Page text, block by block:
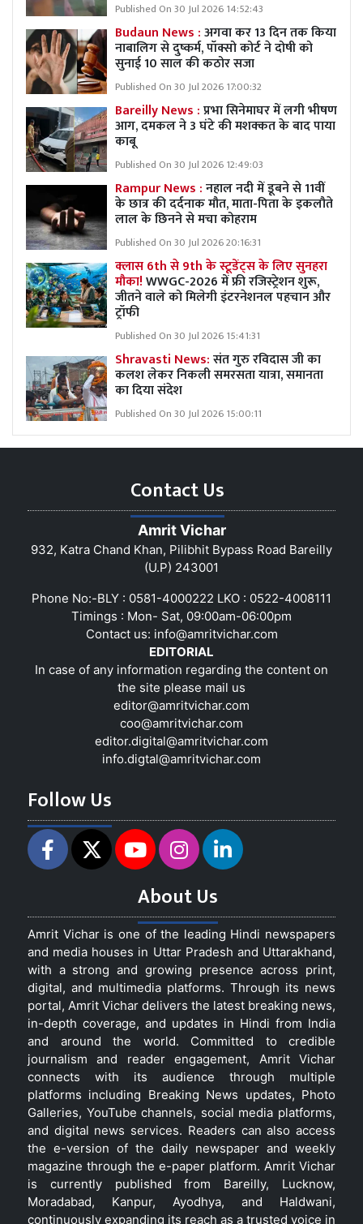
Published On 30 Jul 2026 14:52:43
Budaun News :अगवा कर 13 दिन तक किया
नाबालिग से दुष्कर्म, पॉक्सो कोर्ट ने दोषी को
सुनाई 10 साल की कठोर सजा
Published On 30 Jul 2026 17:00:32
Bareilly News :प्रभा सिनेमाघर में लगी भीषण
आग, दमकल ने 3 घंटे की मशक्कत के बाद पाया
काबू
Published On 30 Jul 2026 12:49:03
Rampur News :नहाल नदी में डूबने से 11वीं
के छात्र की दर्दनाक मौत, माता-पिता के इकलौते
लाल के छिनने से मचा कोहराम
Published On 30 Jul 2026 20:16:31
क्लास 6th से 9th के स्टूडेंट्स के लिए सुनहरा
मौका!WWGC-2026 में फ्री रजिस्ट्रेशन शुरू,
जीतने वाले को मिलेगी इंटरनेशनल पहचान और
ट्रॉफी
Published On 30 Jul 2026 15:41:31
Shravasti News:संत गुरु रविदास जी का
कलश लेकर निकली समरसता यात्रा, समानता
का दिया संदेश
Published On 30 Jul 2026 15:00:11
Contact Us
Amrit Vichar
932, Katra Chand Khan, Pilibhit Bypass Road Bareilly
(U.P) 243001
Phone No:-BLY : 0581-4000222 LKO : 0522-4008111
Timings : Mon- Sat, 09:00am-06:00pm
Contact us: info@amritvichar.com
EDITORIAL
In case of any information regarding the content on
the site please mail us
editor@amritvichar.com
coo@amritvichar.com
editor.digital@amritvichar.com
info.digtal@amritvichar.com
Follow Us
About Us
Amrit Vichar is one of the leading Hindi newspapers
and media houses in Uttar Pradesh and Uttarakhand,
with a strong and growing presence across print,
digital, and multimedia platforms. Through its news
portal, Amrit Vichar delivers the latest breaking news,
in-depth coverage, and updates in Hindi from India
and around the world. Committed to credible
journalism and reader engagement, Amrit Vichar
connects with its audience through multiple
platforms including Breaking News updates, Photo
Galleries, YouTube channels, social media platforms,
and digital news services. Readers can also access
the e-version of the daily newspaper and weekly
magazine through the e-paper platform. Amrit Vichar
is currently published from Bareilly, Lucknow,
Moradabad, Kanpur, Ayodhya, and Haldwani,
continuously expanding its reach as a trusted voice in